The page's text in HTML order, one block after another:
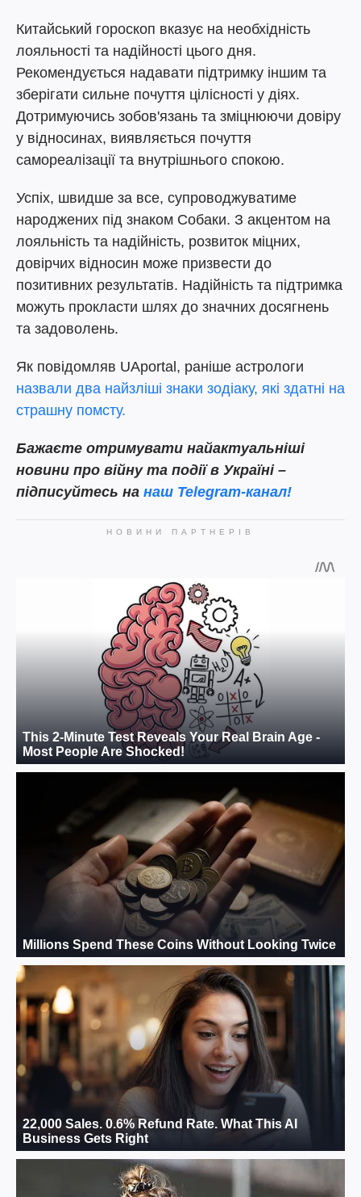
Китайський гороскоп вказує на необхідність
лояльності та надійності цього дня.
Рекомендується надавати підтримку іншим та
зберігати сильне почуття цілісності у діях.
Дотримуючись зобов'язань та зміцнюючи довіру
у відносинах, виявляється почуття
самореалізації та внутрішнього спокою.
Успіх, швидше за все, супроводжуватиме
народжених під знаком Собаки. З акцентом на
лояльність та надійність, розвиток міцних,
довірчих відносин може призвести до
позитивних результатів. Надійність та підтримка
можуть прокласти шлях до значних досягнень
та задоволень.
Як повідомляв UAportal, раніше астрологи
назвали два найзліші знаки зодіаку, які здатні на
страшну помсту.
Бажаєте отримувати найактуальніші
новини про війну та події в Україні –
підписуйтесь на наш Telegram-канал!